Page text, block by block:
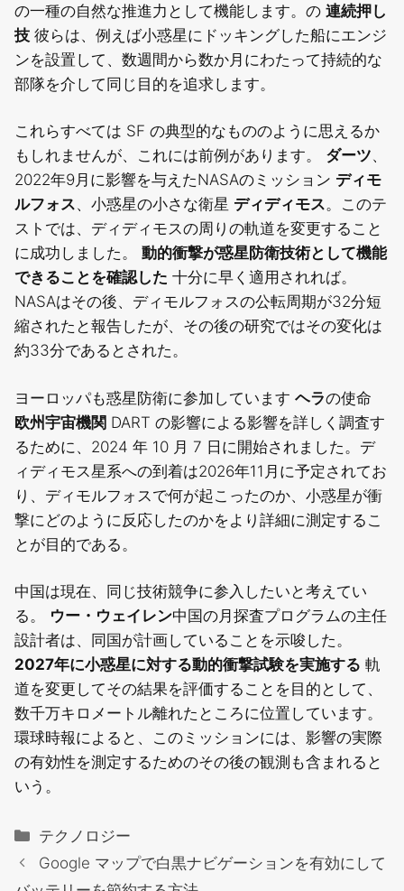
の一種の自然な推進力として機能します。の 連続押し
技 彼らは、例えば小惑星にドッキングした船にエンジ
ンを設置して、数週間から数か月にわたって持続的な
部隊を介して同じ目的を追求します。
これらすべては SF の典型的なもののように思えるか
もしれませんが、これには前例があります。 ダーツ、
2022年9月に影響を与えたNASAのミッション ディモ
ルフォス、小惑星の小さな衛星 ディディモス。このテ
ストでは、ディディモスの周りの軌道を変更すること
に成功しました。 動的衝撃が惑星防衛技術として機能
できることを確認した 十分に早く適用されれば。
NASAはその後、ディモルフォスの公転周期が32分短
縮されたと報告したが、その後の研究ではその変化は
約33分であるとされた。
ヨーロッパも惑星防衛に参加しています ヘラの使命
欧州宇宙機関 DART の影響による影響を詳しく調査す
るために、2024 年 10 月 7 日に開始されました。デ
ィディモス星系への到着は2026年11月に予定されてお
り、ディモルフォスで何が起こったのか、小惑星が衝
撃にどのように反応したのかをより詳細に測定するこ
とが目的である。
中国は現在、同じ技術競争に参入したいと考えてい
る。 ウー・ウェイレン中国の月探査プログラムの主任
設計者は、同国が計画していることを示唆した。
2027年に小惑星に対する動的衝撃試験を実施する 軌
道を変更してその結果を評価することを目的として、
数千万キロメートル離れたところに位置しています。
環球時報によると、このミッションには、影響の実際
の有効性を測定するためのその後の観測も含まれると
いう。
カ
テ
テクノロジー
Google マップで白黒ナビゲーションを有効にして